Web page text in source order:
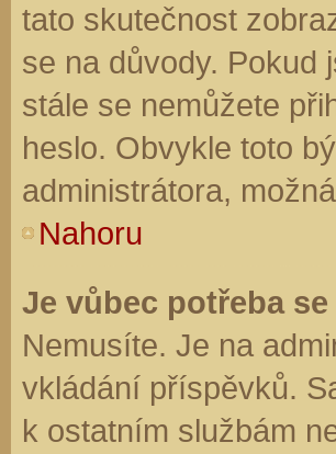
tato skutečnost
se na důvody. Pokud
stále se nemůžete
heslo. Obvykle toto
administrátora,
Nahoru
Je vůbec potřeba
Nemusíte. Je na
vkládání příspěvků.
k ostatním službám